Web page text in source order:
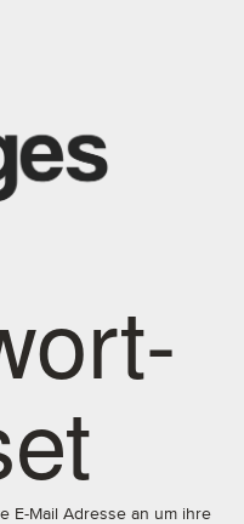
E-Mail Adresse an um ihre